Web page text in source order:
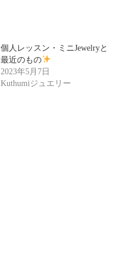
個人レッスン・ミニJewelryと
最近のもの
2023年5月7日
Kuthumiジュエリー